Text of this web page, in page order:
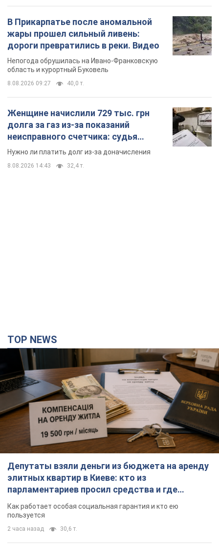
В Прикарпатье после аномальной
жары прошел сильный ливень:
дороги превратились в реки. Видео
Непогода обрушилась на Ивано-Франковскую
область и курортный Буковель
8.08.2026 09:27 40,0 т.
Женщине начислили 729 тыс. грн
долга за газ из-за показаний
неисправного счетчика: судья
вынес неожиданное решение
Нужно ли платить долг из-за доначисления
8.08.2026 14:43 32,4 т.
TOP NEWS
Депутаты взяли деньги из бюджета на аренду
элитных квартир в Киеве: кто из
парламентариев просил средства и где
поселился
Как работает особая социальная гарантия и кто ею
пользуется
2 часа назад 30,6 т.